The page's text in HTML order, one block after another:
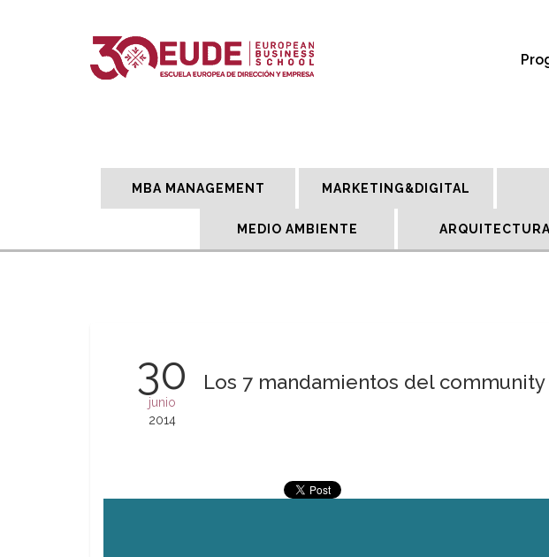
MBA MANAGEMENT MARKETING&DIGITAL
MEDIO AMBIENTE ARQUITECTURA
30
junio
2014
Los 7 mandamientos del